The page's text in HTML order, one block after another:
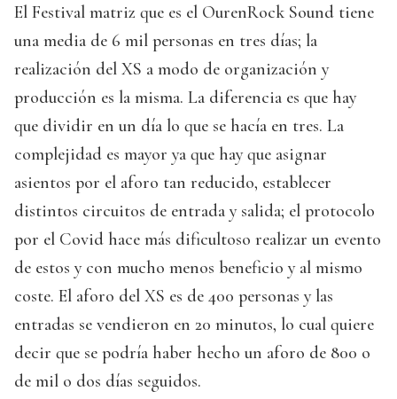
El Festival matriz que es el OurenRock Sound tiene
una media de 6 mil personas en tres días; la
realización del XS a modo de organización y
producción es la misma. La diferencia es que hay
que dividir en un día lo que se hacía en tres. La
complejidad es mayor ya que hay que asignar
asientos por el aforo tan reducido, establecer
distintos circuitos de entrada y salida; el protocolo
por el Covid hace más dificultoso realizar un evento
de estos y con mucho menos beneficio y al mismo
coste. El aforo del XS es de 400 personas y las
entradas se vendieron en 20 minutos, lo cual quiere
decir que se podría haber hecho un aforo de 800 o
de mil o dos días seguidos.